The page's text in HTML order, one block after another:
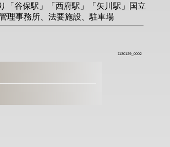
「谷保駅」「西府駅」「矢川駅」国立
理事務所、法要施設、駐車場
1130129_0002